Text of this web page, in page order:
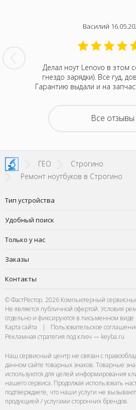
за
Василий
Делал ноут Lenovo в этом
гнездо зарядки). Все гуд,
Гарантию выдали и на
Все отзывы
ГЕО
Строгино
Ремонт ноутбуков в Строгино
Тип устройства
Удобный поиск
Только у нас
Заказы
Контакты
© ФастРестор. 2026 Компьютерный
Не является публичной офертой. Условия
отдельно и фиксируются в письменном виде
Карта сайта
| Пользовательское
Рекламная стратегия под ключ — keyba.ru
Наш сервисный центр не связан с
данном сайте товарных знаков. Товарные
используются для целей информирования
нашего сервиса. Продолжая использовать
подтверждаете, что наши услуги не
продукцией / услугами сторонних брендов.